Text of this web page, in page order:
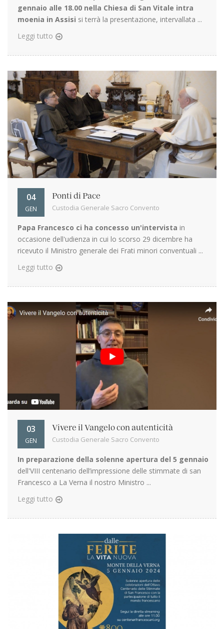
gennaio alle 18.00 nella Chiesa di San Vitale intra
moenia in Assisi si terrà la presentazione, intervallata ...
Leggi tutto
04
GEN
Ponti di Pace
Custodia Generale Sacro Convento
Papa Francesco ci ha concesso un'intervista in
occasione dell'udienza in cui lo scorso 29 dicembre ha
ricevuto il Ministro generale dei Frati minori conventuali ...
Leggi tutto
03
GEN
Vivere il Vangelo con autenticità
Custodia Generale Sacro Convento
In preparazione della solenne apertura del 5 gennaio
dell'VIII centenario dell’impressione delle stimmate di san
Francesco a La Verna il nostro Ministro ...
Leggi tutto